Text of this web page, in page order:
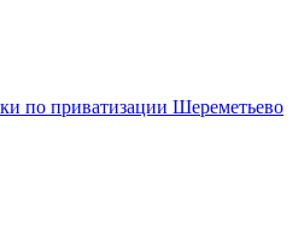
по приватизации Шереметьево